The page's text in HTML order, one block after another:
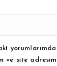
ve site adresim